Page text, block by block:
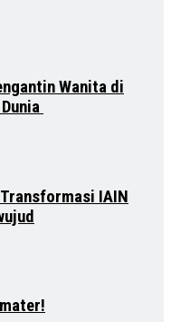
Wanita di
IAIN